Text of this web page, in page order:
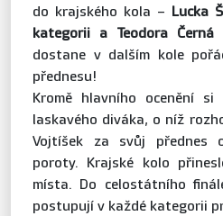
do krajského kola – Lucka
kategorii a Teodora
dostane v dalším kole
přednesu!
Kromě hlavního ocenění
laskavého diváka, o níž
Vojtíšek za svůj přednes
poroty. Krajské kolo
místa. Do celostátního
postupují v každé kategorii